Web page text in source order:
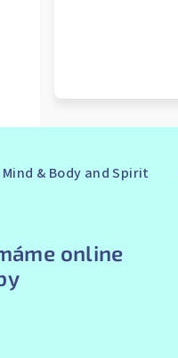
& Body and Spirit
online